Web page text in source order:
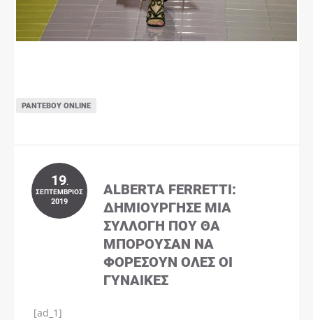
ΡΑΝΤΕΒΟΎ ONLINE
19.
ΣΕΠΤΈΜΒΡΙΟΣ
2019
ALBERTA FERRETTI:
ΔΗΜΙΟΎΡΓΗΣΕ ΜΊΑ
ΣΥΛΛΟΓΉ ΠΟΥ ΘΑ
ΜΠΟΡΟΎΣΑΝ ΝΑ
ΦΟΡΈΣΟΥΝ ΌΛΕΣ ΟΙ
ΓΥΝΑΊΚΕΣ
[ad_1]